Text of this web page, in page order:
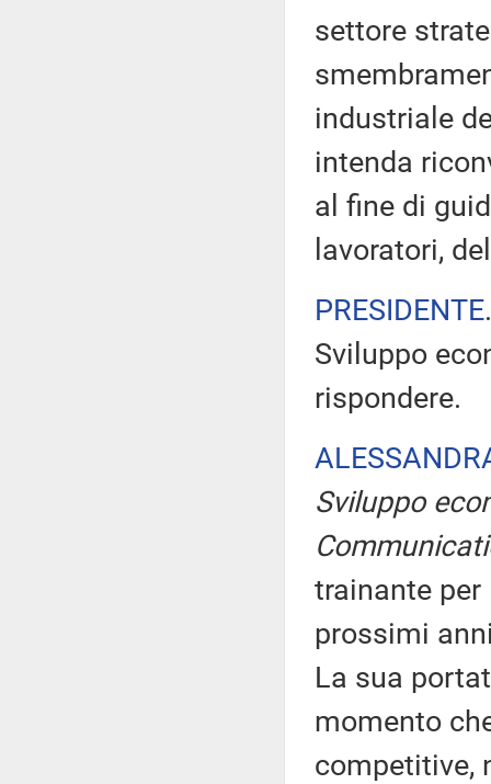
settore
industriale
intenda
al fine di
lavoratori,
PRESIDENTE
Sviluppo
rispondere.
Sviluppo
trainante per
prossimi
La sua
momento
competitive,